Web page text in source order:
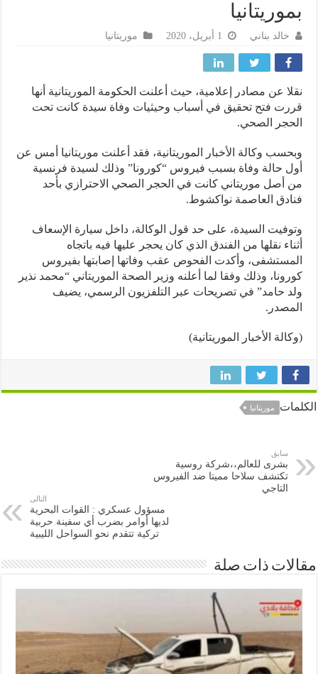
خالد بناني موريتانيا
عن مصادر إعلامية، حيث أعلنت الحكومة الموريتانية أنها
فتح تحقيق في أسباب وحيثيات وفاة سيدة كانت تحت
الصحي.
وكالة الأخبار الموريتانية، فقد أعلنت موريتانيا أمس عن
حالة وفاة بسبب فيروس “كورونا” وذلك لسيدة فرنسية
أصل موريتاني كانت في الحجر الصحي الاحترازي بأحد
العاصمة نواكشوط.
السيدة، على حد قول الوكالة، داخل سيارة الإسعاف
نقلها من الفندق الذي كان يحجر عليها فيه باتجاه
وأكدت الفحوص عقب وفاتها إصابتها بفيروس
وذلك وفقا لما أعلنه وزير الصحة الموريتاني “محمد نذير
حامد” في تصريحات عبر التلفزيون الرسمي، يضيف
الأخبار الموريتانية)
موريتانيا
بشرى للعالم،،شركة روسية
تكتشف سلاحا مميتا ضد الفيروس
مسؤول عسكري : القوات البحرية
لديها أوامر بضرب أي سفينة حربية
تركية تتقدم نحو السواحل الليبية
ذات صلة